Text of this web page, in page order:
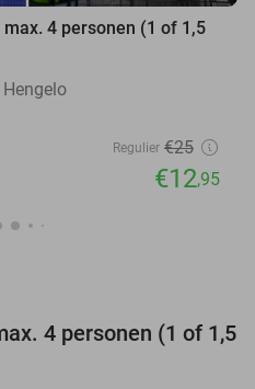
4 personen (1 of 1,5
Regulier €25
€12,95
48%
4 personen (1 of 1,5